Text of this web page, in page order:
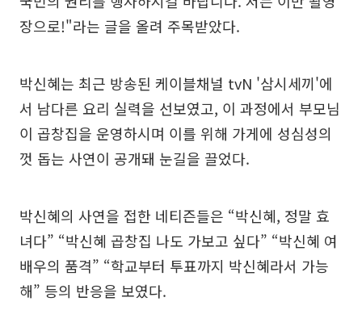
장으로!"라는 글을 올려 주목받았다.
박신혜는 최근 방송된 케이블채널 tvN '삼시세끼'에
서 남다른 요리 실력을 선보였고, 이 과정에서 부모님
이 곱창집을 운영하시며 이를 위해 가게에 성심성의
껏 돕는 사연이 공개돼 눈길을 끌었다.
박신혜의 사연을 접한 네티즌들은 “박신혜, 정말 효
녀다” “박신혜 곱창집 나도 가보고 싶다” “박신혜 여
배우의 품격” “학교부터 투표까지 박신혜라서 가능
해” 등의 반응을 보였다.